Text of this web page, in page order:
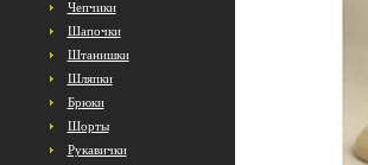
Чепчики
Шапочки
Штанишки
Шляпки
Брюки
Шорты
Рукавички